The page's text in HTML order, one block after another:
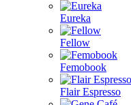
Eureka
Fellow
Femobook
Flair Espresso